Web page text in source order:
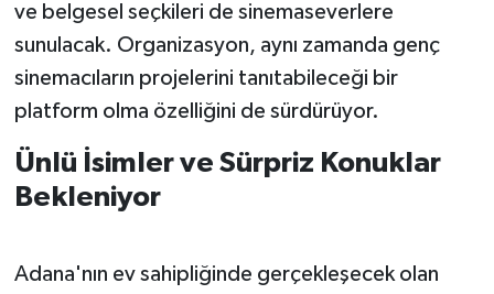
ve belgesel seçkileri de sinemaseverlere
sunulacak. Organizasyon, aynı zamanda genç
sinemacıların projelerini tanıtabileceği bir
platform olma özelliğini de sürdürüyor.
Ünlü İsimler ve Sürpriz Konuklar
Bekleniyor
Adana'nın ev sahipliğinde gerçekleşecek olan